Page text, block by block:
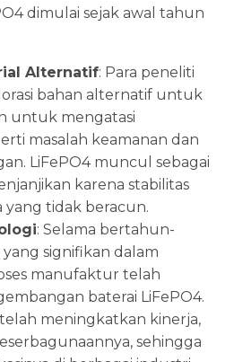
dimulai sejak awal tahun
Alternatif: Para peneliti
bahan alternatif untuk
untuk mengatasi
masalah keamanan dan
LiFePO4 muncul sebagai
karena stabilitas
yang tidak beracun.
: Selama bertahun-
signifikan dalam
manufaktur telah
baterai LiFePO4.
telah meningkatkan kinerja,
sehingga